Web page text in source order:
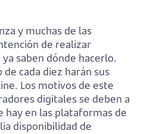
y muchas de las
de realizar
saben dónde hacerlo.
cada diez harán sus
Los motivos de este
digitales se deben a
hay en las plataformas de
disponibilidad de